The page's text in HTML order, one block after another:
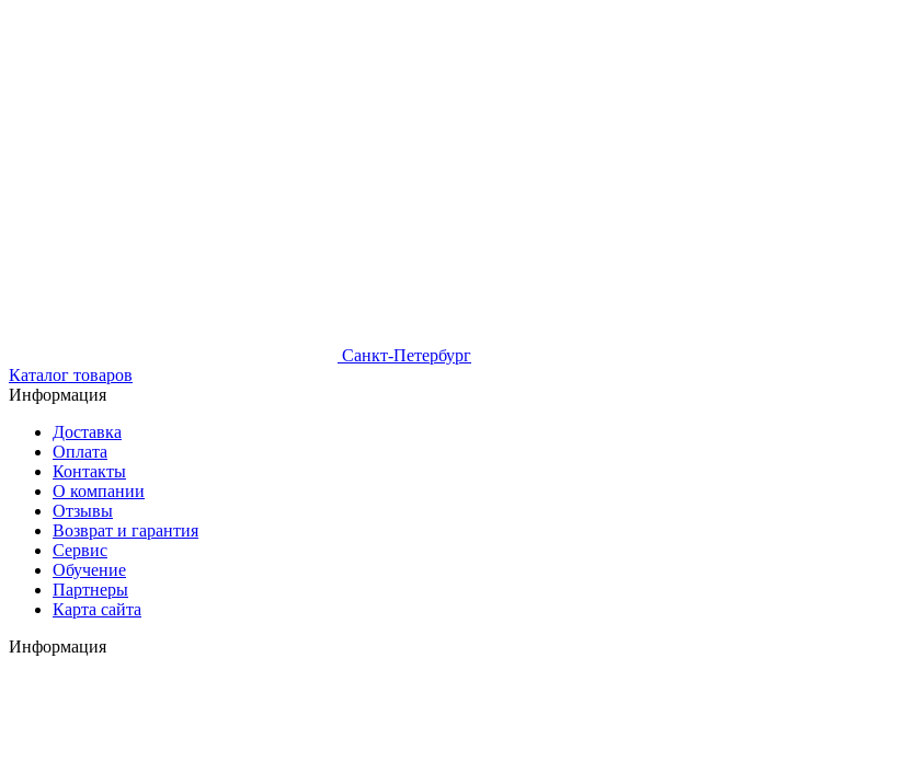
Санкт-Петербург
Каталог товаров
Информация
Доставка
Оплата
Контакты
О компании
Отзывы
Возврат и гарантия
Сервис
Обучение
Партнеры
Карта сайта
Информация